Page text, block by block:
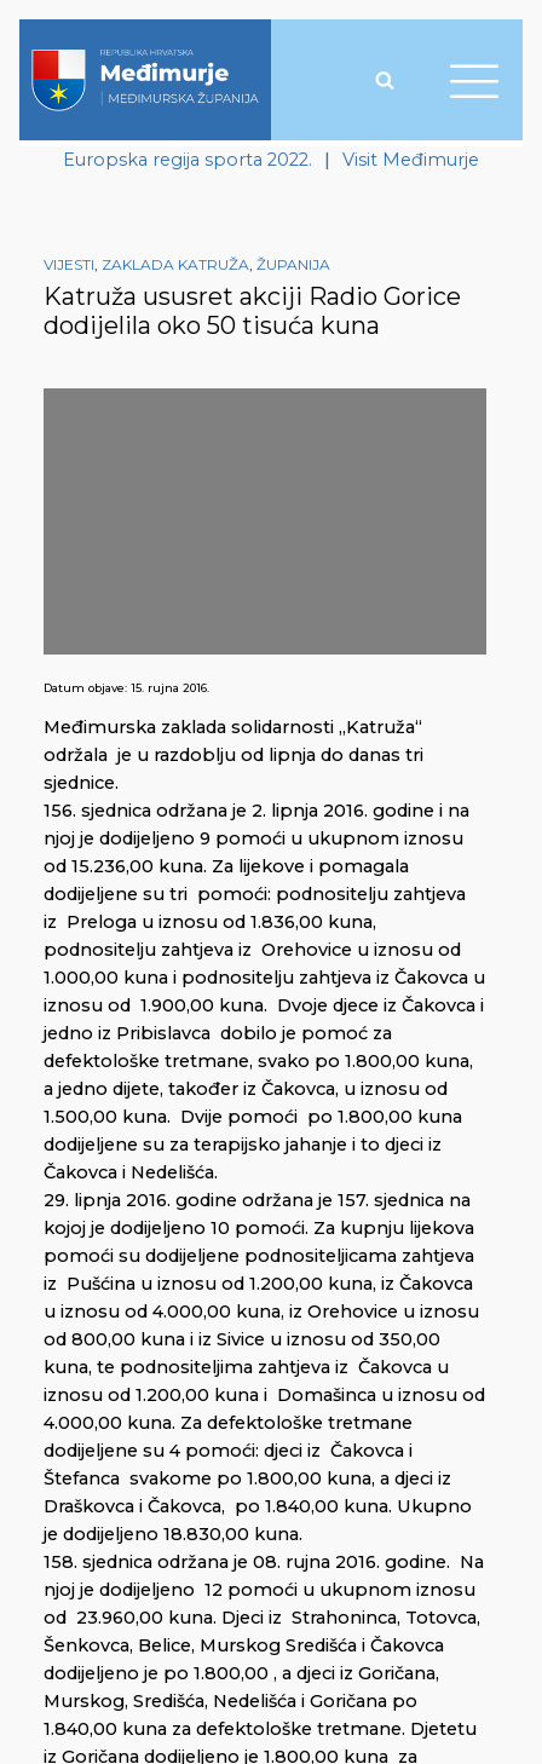
Europska regija sporta 2022. | Visit Međimurje
VIJESTI, ZAKLADA KATRUŽA, ŽUPANIJA
Katruža ususret akciji Radio Gorice
dodijelila oko 50 tisuća kuna
Datum objave: 15. rujna 2016.
Međimurska zaklada solidarnosti „Katruža“
održala je u razdoblju od lipnja do danas tri
sjednice.
156. sjednica održana je 2. lipnja 2016. godine i na
njoj je dodijeljeno 9 pomoći u ukupnom iznosu
od 15.236,00 kuna. Za lijekove i pomagala
dodijeljene su tri pomoći: podnositelju zahtjeva
iz Preloga u iznosu od 1.836,00 kuna,
podnositelju zahtjeva iz Orehovice u iznosu od
1.000,00 kuna i podnositelju zahtjeva iz Čakovca u
iznosu od 1.900,00 kuna. Dvoje djece iz Čakovca i
jedno iz Pribislavca dobilo je pomoć za
defektološke tretmane, svako po 1.800,00 kuna,
a jedno dijete, također iz Čakovca, u iznosu od
1.500,00 kuna. Dvije pomoći po 1.800,00 kuna
dodijeljene su za terapijsko jahanje i to djeci iz
Čakovca i Nedelišća.
29. lipnja 2016. godine održana je 157. sjednica na
kojoj je dodijeljeno 10 pomoći. Za kupnju lijekova
pomoći su dodijeljene podnositeljicama zahtjeva
iz Pušćina u iznosu od 1.200,00 kuna, iz Čakovca
u iznosu od 4.000,00 kuna, iz Orehovice u iznosu
od 800,00 kuna i iz Sivice u iznosu od 350,00
kuna, te podnositeljima zahtjeva iz Čakovca u
iznosu od 1.200,00 kuna i Domašinca u iznosu od
4.000,00 kuna. Za defektološke tretmane
dodijeljene su 4 pomoći: djeci iz Čakovca i
Štefanca svakome po 1.800,00 kuna, a djeci iz
Draškovca i Čakovca, po 1.840,00 kuna. Ukupno
je dodijeljeno 18.830,00 kuna.
158. sjednica održana je 08. rujna 2016. godine. Na
njoj je dodijeljeno 12 pomoći u ukupnom iznosu
od 23.960,00 kuna. Djeci iz Strahoninca, Totovca,
Šenkovca, Belice, Murskog Središća i Čakovca
dodijeljeno je po 1.800,00 , a djeci iz Goričana,
Murskog, Središća, Nedelišća i Goričana po
1.840,00 kuna za defektološke tretmane. Djetetu
iz Goričana dodijeljeno je 1.800,00 kuna za